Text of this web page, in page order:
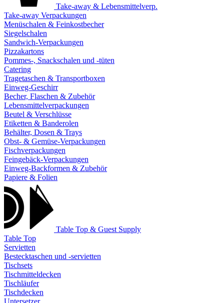
Take-away & Lebensmittelverp.
Take-away Verpackungen
Menüschalen & Feinkostbecher
Siegelschalen
Sandwich-Verpackungen
Pizzakartons
Pommes-, Snackschalen und -tüten
Catering
Tragetaschen & Transportboxen
Einweg-Geschirr
Becher, Flaschen & Zubehör
Lebensmittelverpackungen
Beutel & Verschlüsse
Etiketten & Banderolen
Behälter, Dosen & Trays
Obst- & Gemüse-Verpackungen
Fischverpackungen
Feingebäck-Verpackungen
Einweg-Backformen & Zubehör
Papiere & Folien
Table Top & Guest Supply
Table Top
Servietten
Bestecktaschen und -servietten
Tischsets
Tischmitteldecken
Tischläufer
Tischdecken